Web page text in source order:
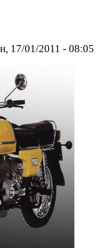
17/01/2011 - 08:05